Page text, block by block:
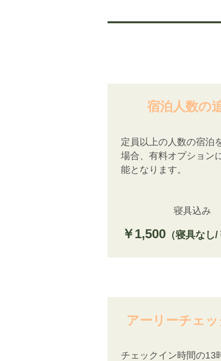
宿泊人数の
定員以上の人数の宿泊
場合、有料オプション
能となります。
寝具込み
￥1,500 （寝具なし
アーリーチェ
チェックイン時間の13